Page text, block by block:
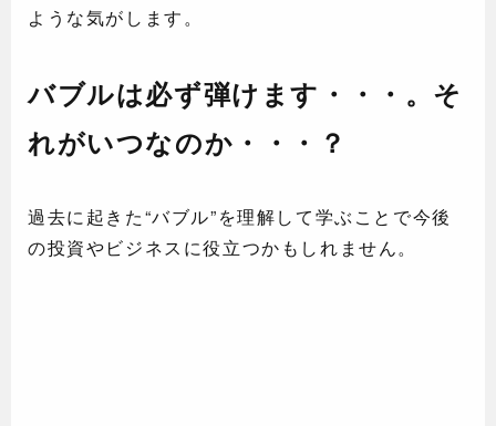
ような気がします。
バブルは必ず弾けます・・・。そ
れがいつなのか・・・？
過去に起きた“バブル”を理解して学ぶことで今後
の投資やビジネスに役立つかもしれません。